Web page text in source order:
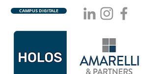
CAMPUS DIGITALE